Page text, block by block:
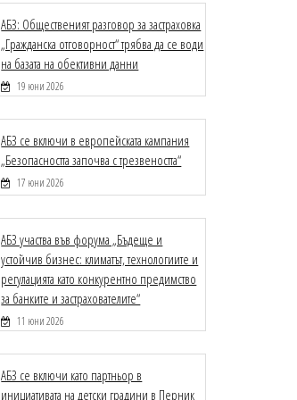
АБЗ: Общественият разговор за застраховка
„Гражданска отговорност“ трябва да се води
на базата на обективни данни
19 юни 2026
АБЗ се включи в европейската кампания
„Безопасността започва с трезвеността“
17 юни 2026
АБЗ участва във форума „Бъдеще и
устойчив бизнес: климатът, технологиите и
регулацията като конкурентно предимство
за банките и застрахователите“
11 юни 2026
АБЗ се включи като партньор в
инициативата на детски градини в Перник